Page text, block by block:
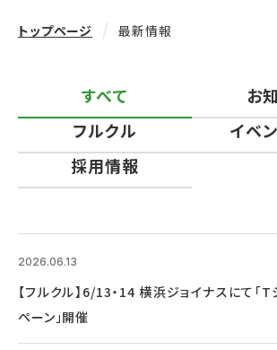
トップページ 最新情報
すべて
お
フルクル
イベ
採用情報
2026.06.13
【フルクル】6/13・14 横浜ジョイナスにて「
ペーン」開催